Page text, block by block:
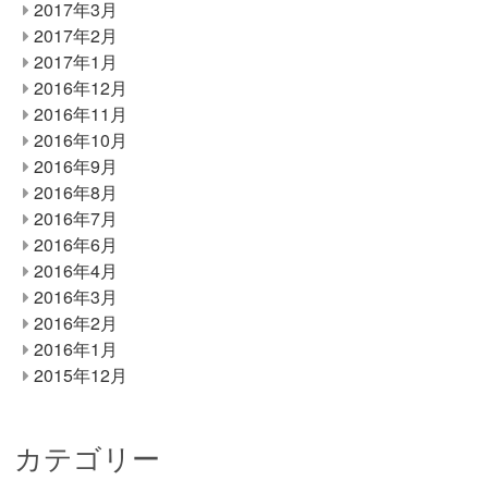
2017年3月
2017年2月
2017年1月
2016年12月
2016年11月
2016年10月
2016年9月
2016年8月
2016年7月
2016年6月
2016年4月
2016年3月
2016年2月
2016年1月
2015年12月
カテゴリー